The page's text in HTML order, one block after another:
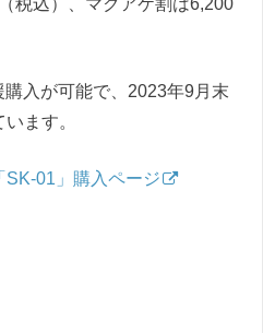
税込）、マクアケ割は6,200
入が可能で、2023年9月末
ます。
SK-01」購入ページ